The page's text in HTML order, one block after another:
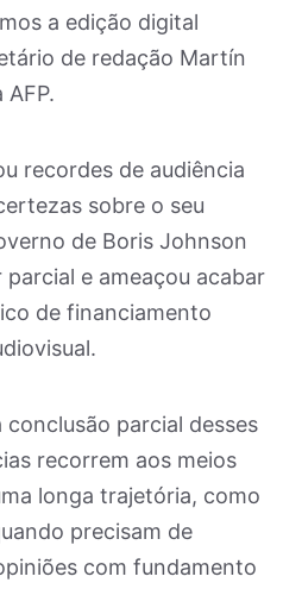
a edição digital
de redação Martín
AFP.
recordes de audiência
sobre o seu
de Boris Johnson
e ameaçou acabar
de financiamento
conclusão parcial desses
recorrem aos meios
longa trajetória, como
precisam de
com fundamento